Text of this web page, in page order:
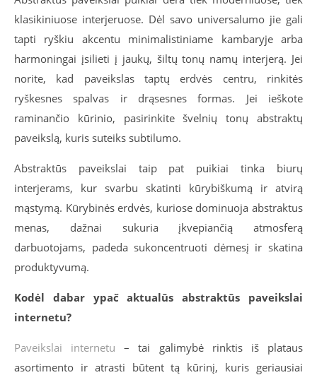
klasikiniuose interjeruose. Dėl savo universalumo jie gali
tapti ryškiu akcentu minimalistiniame kambaryje arba
harmoningai įsilieti į jaukų, šiltų tonų namų interjerą. Jei
norite, kad paveikslas taptų erdvės centru, rinkitės
ryškesnes spalvas ir drąsesnes formas. Jei ieškote
raminančio kūrinio, pasirinkite švelnių tonų abstraktų
paveikslą, kuris suteiks subtilumo.
Abstraktūs paveikslai taip pat puikiai tinka biurų
interjerams, kur svarbu skatinti kūrybiškumą ir atvirą
mąstymą. Kūrybinės erdvės, kuriose dominuoja abstraktus
menas, dažnai sukuria įkvepiančią atmosferą
darbuotojams, padeda sukoncentruoti dėmesį ir skatina
produktyvumą.
Kodėl dabar ypač aktualūs abstraktūs paveikslai
internetu?
Paveikslai internetu – tai galimybė rinktis iš plataus
asortimento ir atrasti būtent tą kūrinį, kuris geriausiai